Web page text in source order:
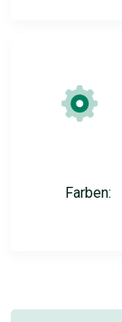
Farben: